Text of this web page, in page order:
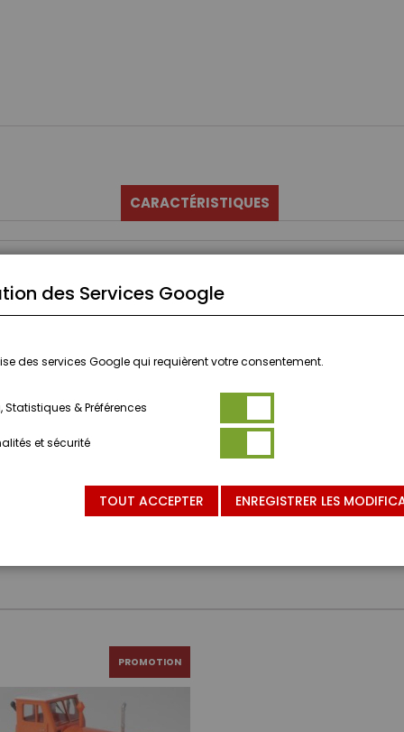
CARACTÉRISTIQUES
PROMOTION
des Services Google
des services Google qui requièrent votre consentement.
Statistiques & Préférences
et sécurité
TOUT ACCEPTER ENREGISTRER LES